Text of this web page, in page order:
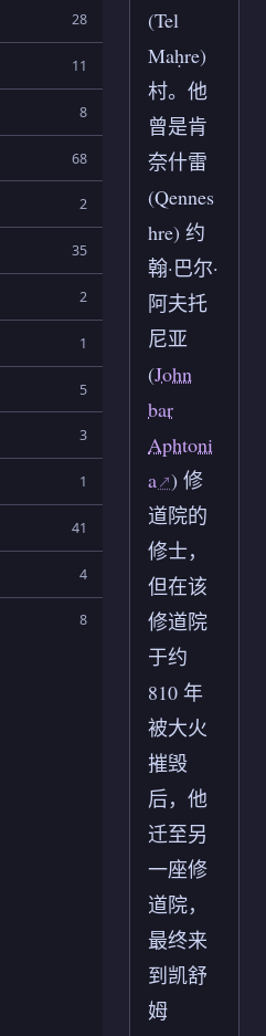
28
11
8
68
2
35
2
1
5
3
1
41
4
8
(Tel
Maḥre)
村。他
曾是肯
奈什雷
(Qennes
hre) 约
翰·巴尔·
阿夫托
尼亚
(John
bar
Aphtoni
a ) 修
道院的
修士，
但在该
修道院
于约
810 年
被大火
摧毁
后，他
迁至另
一座修
道院，
最终来
到凯舒
姆